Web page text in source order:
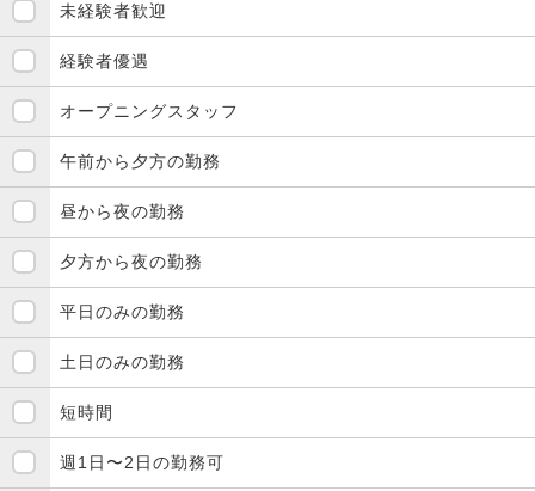
未経験者歓迎
経験者優遇
オープニングスタッフ
午前から夕方の勤務
昼から夜の勤務
夕方から夜の勤務
平日のみの勤務
土日のみの勤務
短時間
週1日〜2日の勤務可